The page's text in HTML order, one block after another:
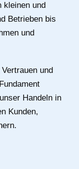
kleinen und
Betrieben bis
und
und
Handeln in
Kunden,